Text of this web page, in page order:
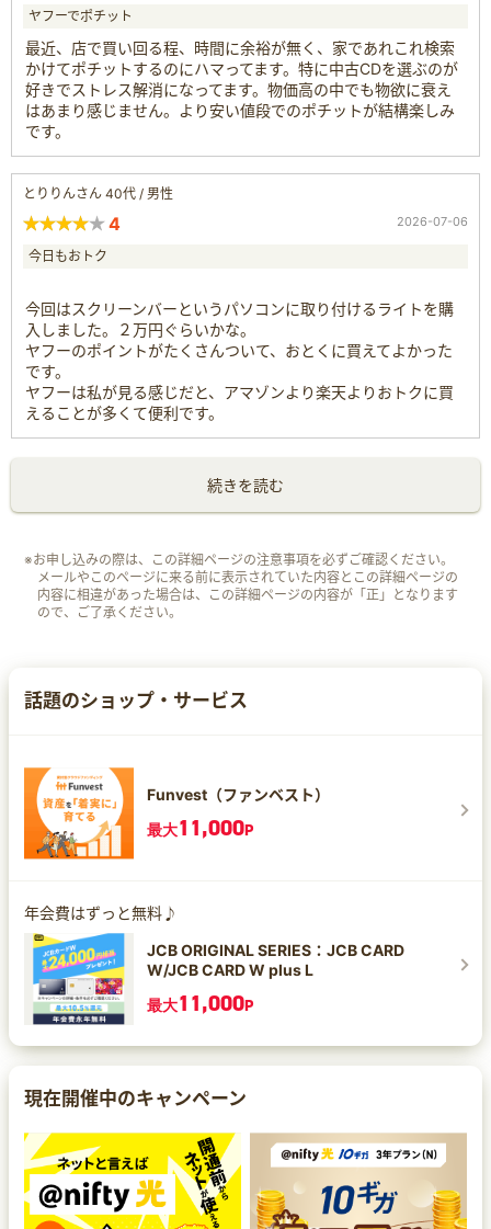
ヤフーでポチット
最近、店で買い回る程、時間に余裕が無く、家であれこれ検索
かけてポチットするのにハマってます。特に中古CDを選ぶのが
好きでストレス解消になってます。物価高の中でも物欲に衰え
はあまり感じません。より安い値段でのポチットが結構楽しみ
です。
とりりんさん 40代 / 男性
4 2026-07-06
今日もおトク
今回はスクリーンバーというパソコンに取り付けるライトを購
入しました。２万円ぐらいかな。
ヤフーのポイントがたくさんついて、おとくに買えてよかった
です。
ヤフーは私が見る感じだと、アマゾンより楽天よりおトクに買
えることが多くて便利です。
続きを読む
※お申し込みの際は、この詳細ページの注意事項を必ずご確認ください。
メールやこのページに来る前に表示されていた内容とこの詳細ページの
内容に相違があった場合は、この詳細ページの内容が「正」となります
ので、ご了承ください。
話題のショップ・サービス
Funvest（ファンベスト）
最大11,000P
年会費はずっと無料♪
JCB ORIGINAL SERIES：JCB CARD
W/JCB CARD W plus L
最大11,000P
現在開催中のキャンペーン